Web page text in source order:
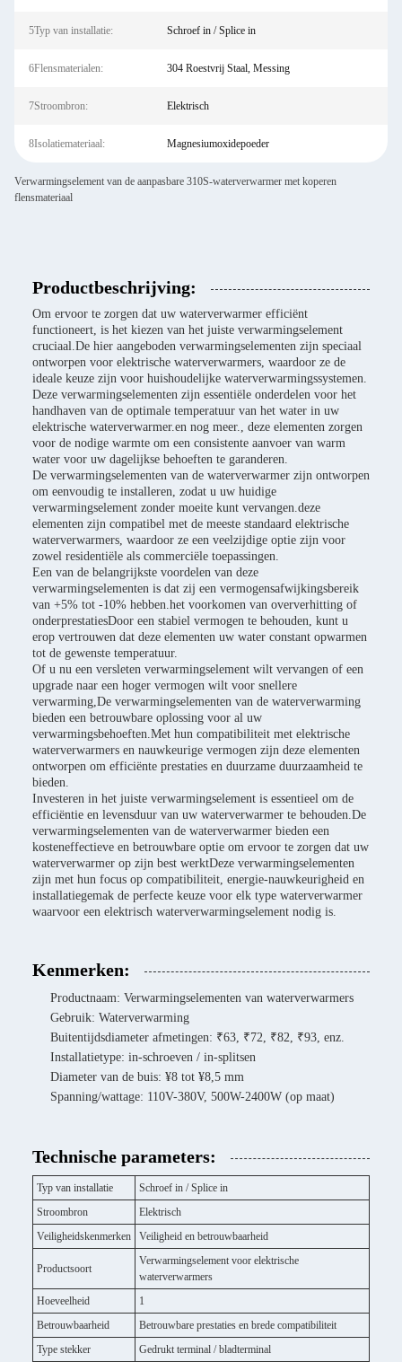
5Typ van installatie: Schroef in / Splice in
6Flensmaterialen: 304 Roestvrij Staal, Messing
7Stroombron: Elektrisch
8Isolatiemateriaal: Magnesiumoxidepoeder
Verwarmingselement van de aanpasbare 310S-waterverwarmer met koperen
flensmateriaal
Productbeschrijving:
Om ervoor te zorgen dat uw waterverwarmer efficiënt
functioneert, is het kiezen van het juiste verwarmingselement
cruciaal.De hier aangeboden verwarmingselementen zijn speciaal
ontworpen voor elektrische waterverwarmers, waardoor ze de
ideale keuze zijn voor huishoudelijke waterverwarmingssystemen.
Deze verwarmingselementen zijn essentiële onderdelen voor het
handhaven van de optimale temperatuur van het water in uw
elektrische waterverwarmer.en nog meer., deze elementen zorgen
voor de nodige warmte om een consistente aanvoer van warm
water voor uw dagelijkse behoeften te garanderen.
De verwarmingselementen van de waterverwarmer zijn ontworpen
om eenvoudig te installeren, zodat u uw huidige
verwarmingselement zonder moeite kunt vervangen.deze
elementen zijn compatibel met de meeste standaard elektrische
waterverwarmers, waardoor ze een veelzijdige optie zijn voor
zowel residentiële als commerciële toepassingen.
Een van de belangrijkste voordelen van deze
verwarmingselementen is dat zij een vermogensafwijkingsbereik
van +5% tot -10% hebben.het voorkomen van oververhitting of
onderprestatiesDoor een stabiel vermogen te behouden, kunt u
erop vertrouwen dat deze elementen uw water constant opwarmen
tot de gewenste temperatuur.
Of u nu een versleten verwarmingselement wilt vervangen of een
upgrade naar een hoger vermogen wilt voor snellere
verwarming,De verwarmingselementen van de waterverwarming
bieden een betrouwbare oplossing voor al uw
verwarmingsbehoeften.Met hun compatibiliteit met elektrische
waterverwarmers en nauwkeurige vermogen zijn deze elementen
ontworpen om efficiënte prestaties en duurzame duurzaamheid te
bieden.
Investeren in het juiste verwarmingselement is essentieel om de
efficiëntie en levensduur van uw waterverwarmer te behouden.De
verwarmingselementen van de waterverwarmer bieden een
kosteneffectieve en betrouwbare optie om ervoor te zorgen dat uw
waterverwarmer op zijn best werktDeze verwarmingselementen
zijn met hun focus op compatibiliteit, energie-nauwkeurigheid en
installatiegemak de perfecte keuze voor elk type waterverwarmer
waarvoor een elektrisch waterverwarmingselement nodig is.
Kenmerken:
Productnaam: Verwarmingselementen van waterverwarmers
Gebruik: Waterverwarming
Buitentijdsdiameter afmetingen: ₹63, ₹72, ₹82, ₹93, enz.
Installatietype: in-schroeven / in-splitsen
Diameter van de buis: ¥8 tot ¥8,5 mm
Spanning/wattage: 110V-380V, 500W-2400W (op maat)
Technische parameters:
Typ van installatie
Schroef in / Splice in
Stroombron
Elektrisch
Veiligheidskenmerken
Veiligheid en betrouwbaarheid
Productsoort
Verwarmingselement voor elektrische
waterverwarmers
Hoeveelheid
1
Betrouwbaarheid
Betrouwbare prestaties en brede compatibiliteit
Type stekker
Gedrukt terminal / bladterminal